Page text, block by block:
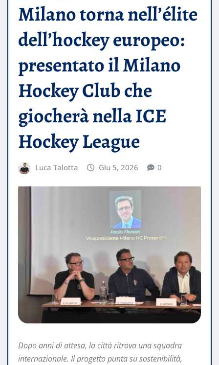
Milano torna nell’élite
dell’hockey europeo:
presentato il Milano
Hockey Club che
giocherà nella ICE
Hockey League
Luca Talotta Giu 5, 2026 0
Dopo anni di attesa, la città ritrova una squadra
internazionale. Il progetto punta su sostenibilità,